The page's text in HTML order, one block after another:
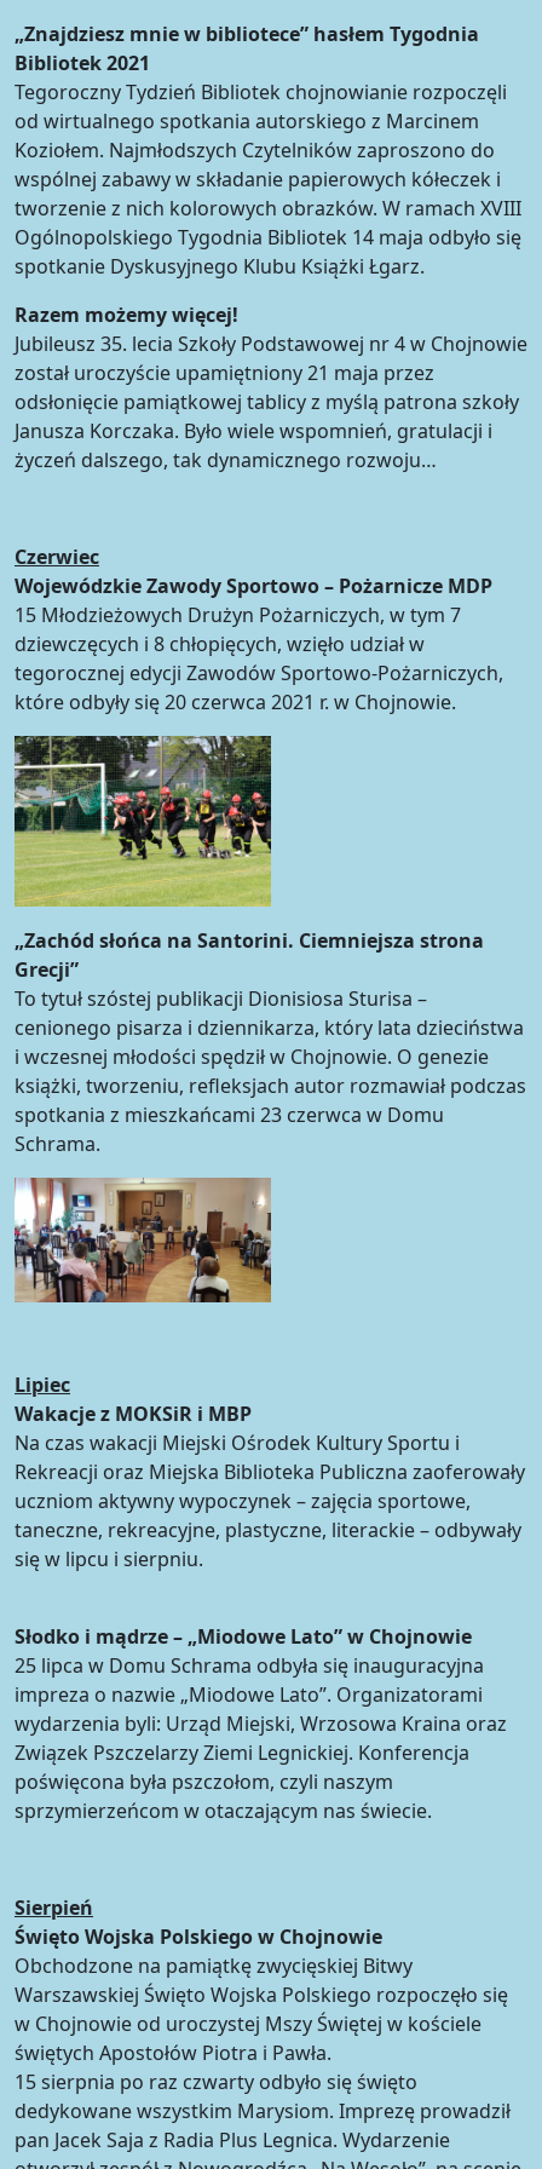
„Znajdziesz mnie w bibliotece” hasłem Tygodnia
Bibliotek 2021
Tegoroczny Tydzień Bibliotek chojnowianie rozpoczęli
od wirtualnego spotkania autorskiego z Marcinem
Koziołem. Najmłodszych Czytelników zaproszono do
wspólnej zabawy w składanie papierowych kółeczek i
tworzenie z nich kolorowych obrazków. W ramach XVIII
Ogólnopolskiego Tygodnia Bibliotek 14 maja odbyło się
spotkanie Dyskusyjnego Klubu Książki Łgarz.
Razem możemy więcej!
Jubileusz 35. lecia Szkoły Podstawowej nr 4 w Chojnowie
został uroczyście upamiętniony 21 maja przez
odsłonięcie pamiątkowej tablicy z myślą patrona szkoły
Janusza Korczaka. Było wiele wspomnień, gratulacji i
życzeń dalszego, tak dynamicznego rozwoju…
Czerwiec
Wojewódzkie Zawody Sportowo – Pożarnicze MDP
15 Młodzieżowych Drużyn Pożarniczych, w tym 7
dziewczęcych i 8 chłopięcych, wzięło udział w
tegorocznej edycji Zawodów Sportowo-Pożarniczych,
które odbyły się 20 czerwca 2021 r. w Chojnowie.
„Zachód słońca na Santorini. Ciemniejsza strona
Grecji”
To tytuł szóstej publikacji Dionisiosa Sturisa –
cenionego pisarza i dziennikarza, który lata dzieciństwa
i wczesnej młodości spędził w Chojnowie. O genezie
książki, tworzeniu, refleksjach autor rozmawiał podczas
spotkania z mieszkańcami 23 czerwca w Domu
Schrama.
Lipiec
Wakacje z MOKSiR i MBP
Na czas wakacji Miejski Ośrodek Kultury Sportu i
Rekreacji oraz Miejska Biblioteka Publiczna zaoferowały
uczniom aktywny wypoczynek – zajęcia sportowe,
taneczne, rekreacyjne, plastyczne, literackie – odbywały
się w lipcu i sierpniu.
Słodko i mądrze – „Miodowe Lato” w Chojnowie
25 lipca w Domu Schrama odbyła się inauguracyjna
impreza o nazwie „Miodowe Lato”. Organizatorami
wydarzenia byli: Urząd Miejski, Wrzosowa Kraina oraz
Związek Pszczelarzy Ziemi Legnickiej. Konferencja
poświęcona była pszczołom, czyli naszym
sprzymierzeńcom w otaczającym nas świecie.
Sierpień
Święto Wojska Polskiego w Chojnowie
Obchodzone na pamiątkę zwycięskiej Bitwy
Warszawskiej Święto Wojska Polskiego rozpoczęło się
w Chojnowie od uroczystej Mszy Świętej w kościele
świętych Apostołów Piotra i Pawła.
15 sierpnia po raz czwarty odbyło się święto
dedykowane wszystkim Marysiom. Imprezę prowadził
pan Jacek Saja z Radia Plus Legnica. Wydarzenie